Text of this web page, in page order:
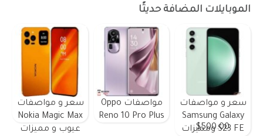
الموبايلات المضافة حديثًا
سعر و مواصفات
Samsung Galaxy
S23 FE ومميزات
$500.00
مواصفات Oppo
Reno 10 Pro Plus
سعر و مواصفات
Nokia Magic Max
عيوب و مميزات